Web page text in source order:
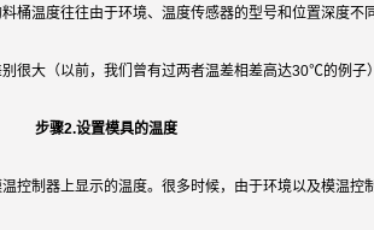
桶温度往往由于环境、温度传感器的型号和位置深度
很大（以前，我们曾有过两者温差相差高达30℃的例子
步骤2.设置模具的温度
控制器上显示的温度。很多时候，由于环境以及模温控